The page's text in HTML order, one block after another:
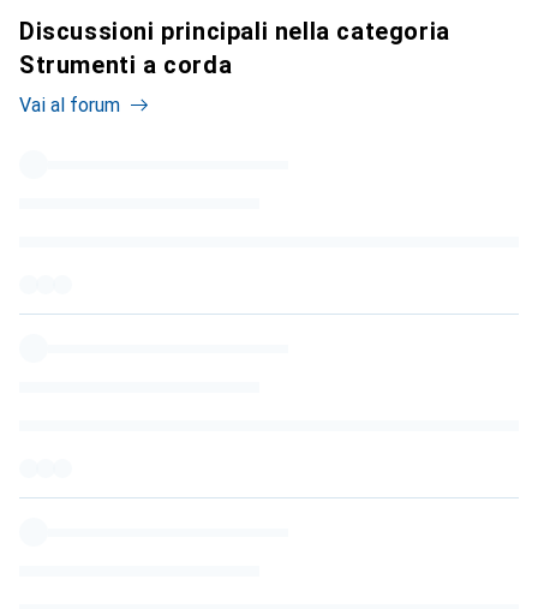
Discussioni principali nella categoria
Strumenti a corda
Vai al forum